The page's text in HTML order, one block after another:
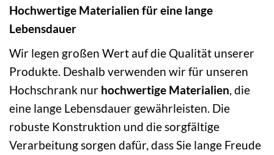
Hochwertige Materialien für eine lange
Lebensdauer
Wir legen großen Wert auf die Qualität unserer
Produkte. Deshalb verwenden wir für unseren
Hochschrank nur hochwertige Materialien, die
eine lange Lebensdauer gewährleisten. Die
robuste Konstruktion und die sorgfältige
Verarbeitung sorgen dafür, dass Sie lange Freude